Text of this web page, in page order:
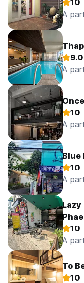
10
A
9.0
A
10
A
Blue
10
A
Lazy
10
A
To
10